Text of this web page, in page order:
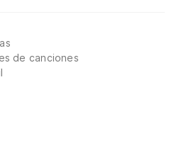
de canciones